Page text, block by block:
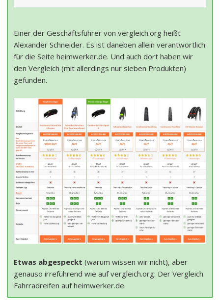
Einer der Geschäftsführer von vergleich.org heißt
Alexander Schneider. Es ist daneben allein verantwortlich
für die Seite heimwerker.de. Und auch dort haben wir
den Vergleich (mit allerdings nur sieben Produkten)
gefunden.
Etwas abgespeckt (warum wissen wir nicht), aber
genauso irreführend wie auf vergleich.org: Der Vergleich
Fahrradreifen auf heimwerker.de.